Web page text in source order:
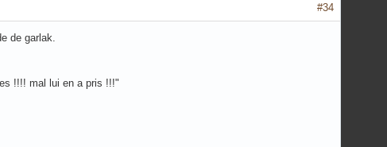
#34
de garlak.
!!!! mal lui en a pris !!!"